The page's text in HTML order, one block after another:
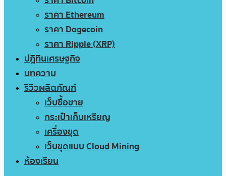
ราคา Ethereum
ราคา Dogecoin
ราคา Ripple (XRP)
ปฏิทินเศรษฐกิจ
บทความ
รีวิวผลิตภัณฑ์
เว็บซื้อขาย
กระเป๋าเก็บเหรียญ
เครื่องขุด
เว็บขุดแบบ Cloud Mining
ห้องเรียน